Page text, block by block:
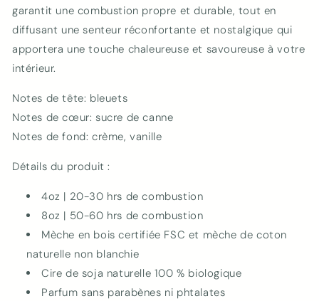
garantit une combustion propre et durable, tout en
diffusant une senteur réconfortante et nostalgique qui
apportera une touche chaleureuse et savoureuse à votre
intérieur.
Notes de tête: bleuets
Notes de cœur: sucre de canne
Notes de fond: crème, vanille
Détails du produit :
4oz | 20-30 hrs de combustion
8oz | 50-60 hrs de combustion
Mèche en bois certifiée FSC et mèche de coton
naturelle non blanchie
Cire de soja naturelle 100 % biologique
Parfum sans parabènes ni phtalates